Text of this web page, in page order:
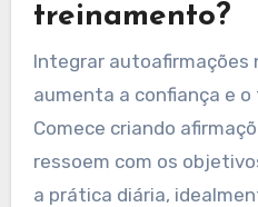
treinamento?
Integrar autoafirmações
aumenta a confiança e
Comece criando
ressoem com os
a prática diária,